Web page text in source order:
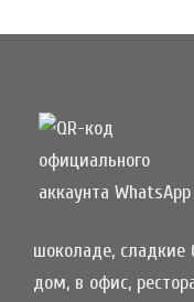
шоколаде, сладкие
дом, в офис,